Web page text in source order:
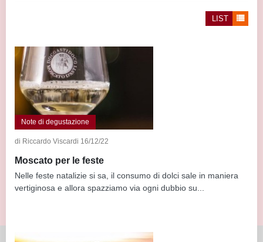
LIST
Note di degustazione
di Riccardo Viscardi 16/12/22
Moscato per le feste
Nelle feste natalizie si sa, il consumo di dolci sale in maniera
vertiginosa e allora spazziamo via ogni dubbio su...